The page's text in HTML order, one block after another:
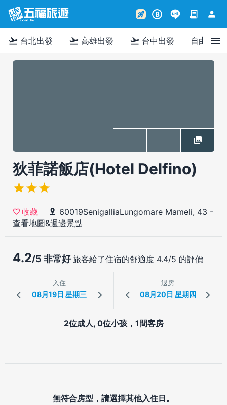
rocket_launch B contract person
flight_takeoff 台北出發 flight_takeoff 高雄出發 flight_takeoff 台中出發 自由行menu
狄菲諾飯店(Hotel Delfino)
收藏 60019SenigalliaLungomare Mameli, 43 -
查看地圖&週邊景點
4.2/5 非常好旅客給了住宿的舒適度 4.4/5 的評價
入住 退房
2位成人, 0位小孩，1間客房
無符合房型，請選擇其他入住日。